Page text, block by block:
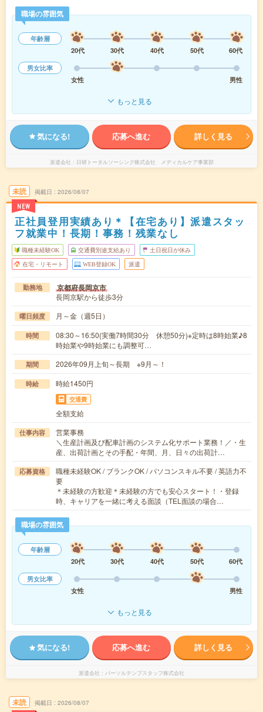
職場の雰囲気
年齢層
20代
30代 40代 50代
60代
男女比率
女性
男性
もっと見る
気になる! 応募へ進む 詳しく見る
派遣会社 日研トータルソーシング株式会社 メディカルケア事業部
未読
NEW
掲載日 2026/08/07
正社員登用実績あり＊【在宅あり】派遣スタッ
フ就業中！長期！事務！残業なし
職種未経験OK 交通費別途支給あり 土日祝日が休み
在宅・リモート WEB登録OK 派遣
勤務地 京都府長岡京市
長岡京駅から徒歩3分
曜日頻度 月～金（週5日）
時間
08:30～16:50(実働7時間30分 休憩50分)※定時は8時始業♪8
時始業や9時始業にも調整可…
期間 2026年09月上旬～長期 ※9月～！
時給 時給1450円
交通費
全額支給
仕事内容
営業事務
＼生産計画及び配車計画のシステム化サポート業務！／・生
産、出荷計画とその手配・年間、月、日々の出荷計…
応募資格
職種未経験OK / ブランクOK / パソコンスキル不要 / 英語力不
要
＊未経験の方歓迎＊未経験の方でも安心スタート！・登録
時、キャリアを一緒に考える面談（TEL面談の場合…
職場の雰囲気
年齢層
20代
30代 40代 50代
60代
男女比率
女性
男性
もっと見る
気になる! 応募へ進む 詳しく見る
派遣会社 パーソルテンプスタッフ株式会社
未読 掲載日 2026/08/07